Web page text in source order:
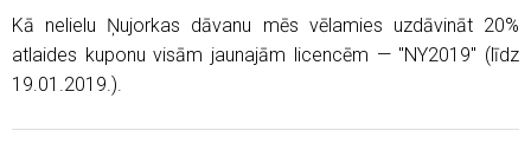
Kā nelielu Ņujorkas dāvanu mēs vēlamies uzdāvināt 20%
atlaides kuponu visām jaunajām licencēm — "NY2019" (līdz
19.01.2019.).